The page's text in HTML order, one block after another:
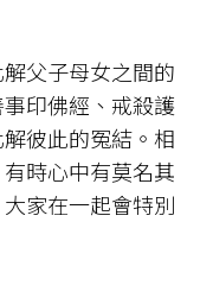
父子母女之間的
印佛經、戒殺護
彼此的冤結。相
時心中有莫名其
家在一起會特別